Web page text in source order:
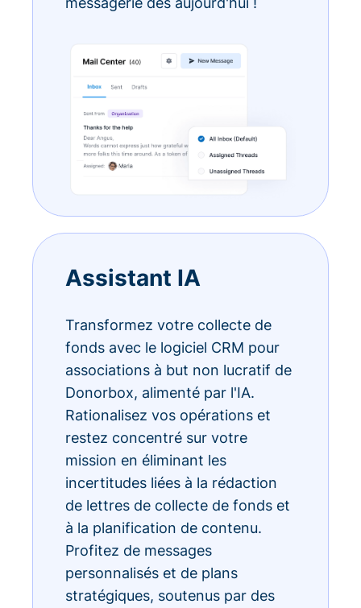
Assistant IA
Transformez votre collecte de
fonds avec le logiciel CRM pour
associations à but non lucratif de
Donorbox, alimenté par l'IA.
Rationalisez vos opérations et
restez concentré sur votre
mission en éliminant les
incertitudes liées à la rédaction
de lettres de collecte de fonds et
à la planification de contenu.
Profitez de messages
personnalisés et de plans
stratégiques, soutenus par des